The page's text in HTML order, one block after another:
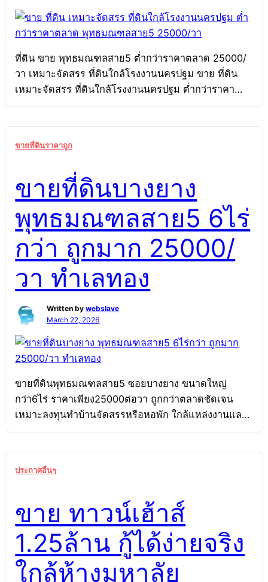
ที่ดิน ขาย พุทธมณฑลสาย5 ต่ำกว่าราคาตลาด 25000/
วา เหมาะจัดสรร ที่ดินใกล้โรงงานนครปฐม ขาย ที่ดิน
เหมาะจัดสรร ที่ดินใกล้โรงงานนครปฐม ต่ำกว่าราคา
บางยาง พุทธมณฑลสาย5 ที่ดินใกล้โรงงานนครปฐม ต่ำ
25000/วา ที่ดินตำบลไร่ขิงถูกมาก เหมาะจัดสรร ซอย
บางยาง พุทธมณฑลสาย5 ที่ดินใกล้โรงงานนครปฐม ต่ำ
กว่าราคาตลาดชัดเจน เหมาะจัดสรร ทำบ้านโครงการ
25000/วา ทำเลทอง ขายที่ดินพุทธมณฑลสาย5 ซอยบาง
ยาง ขนาดใหญ่ 6ไร่กว่า ราคาเพียง25000ต่อวา ถูกกว่า
ตลาดชัดเจน เหมาะทำโครงการ ลงทุนทำบ้านจัดสรร
หรือหอพัก ใกล้แหล่งงานและชุมชนขยายตัวต่อเนื่อง ถูก
มาก ขายที่ดินบางยาง พุทธมณฑลสาย5 6ไร่กว่า
25000/วา ทำเลทองที่ดินพุทธมณฑลสาย5 […]
ขายที่ดินราคาถูก
ขายที่ดินบางยาง
พุทธมณฑลสาย5 6ไร่
กว่า ถูกมาก 25000/
วา ทำเลทอง
Written bywebslave
March 22, 2026
ขายที่ดินพุทธมณฑลสาย5 ซอยบางยาง ขนาดใหญ่
กว่า6ไร่ ราคาเพียง25000ต่อวา ถูกกว่าตลาดชัดเจน
เหมาะลงทุนทำบ้านจัดสรรหรือหอพัก ใกล้แหล่งงานและ
เป็น เว็บSEOขายบ้าน ที่เดียวในเมืองไทยที่การันติดการ
อย่างน้อยหน้าแรก 2คำ Read More โพสเว็บอสังหาดัง
โพสลงเว็บขายบ้าน เว็บอสังหาดัง pantipmarket.com,
Thaihometown.com. prakard.com,
prakardproperty.com, klungbaan.com,
asunghadd.com, teedin108.com หรือ เว็บระดับ
ประกาศอื่นๆ
ขาย ทาวน์เฮ้าส์
1.25ล้าน กู้ได้ง่ายจริง
ใกล้ห้างมหาลัย